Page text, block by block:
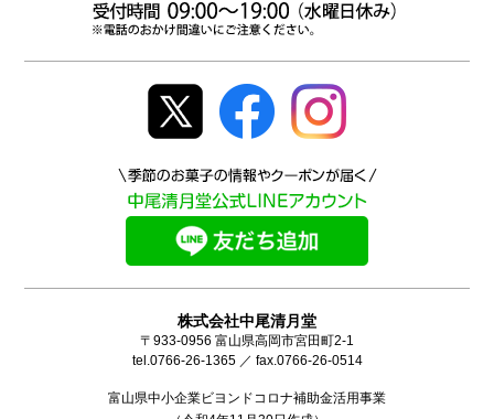
株式会社中尾清月堂
〒933-0956 富山県高岡市宮田町2-1
tel.0766-26-1365 ／ fax.0766-26-0514
富山県中小企業ビヨンドコロナ補助金活用事業